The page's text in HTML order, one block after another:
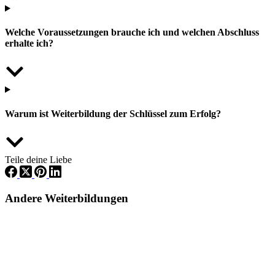
Welche Voraussetzungen brauche ich und welchen Abschluss
erhalte ich?
Warum ist Weiterbildung der Schlüssel zum Erfolg?
Teile deine Liebe
Andere Weiterbildungen